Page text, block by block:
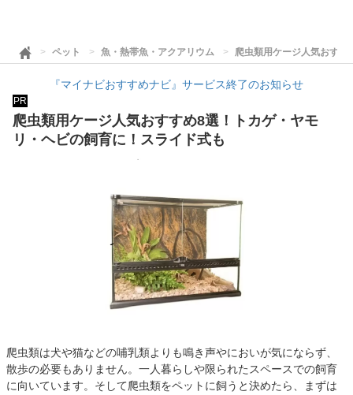
ペット 魚・熱帯魚・アクアリウム 爬虫類用ケージ人気おす
『マイナビおすすめナビ』サービス終了のお知らせ
PR
爬虫類用ケージ人気おすすめ8選！トカゲ・ヤモ
リ・ヘビの飼育に！スライド式も
爬虫類は犬や猫などの哺乳類よりも鳴き声やにおいが気にならず、
散歩の必要もありません。一人暮らしや限られたスペースでの飼育
に向いています。そして爬虫類をペットに飼うと決めたら、まずは